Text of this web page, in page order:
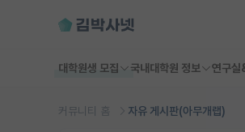
대학원생 모집 국내대학원 정보 연구실
커뮤니티 홈 자유 게시판(아무개랩)